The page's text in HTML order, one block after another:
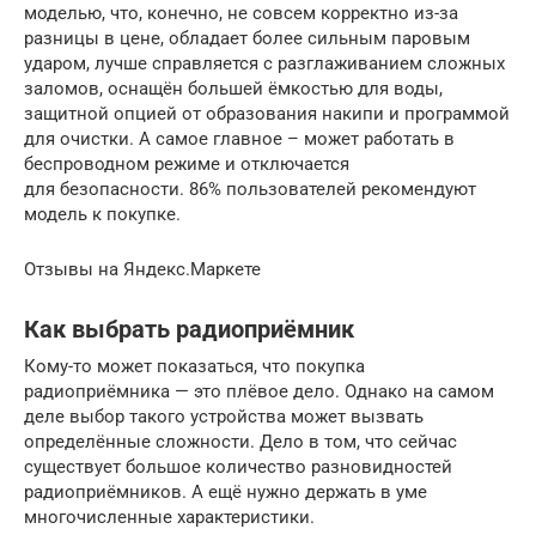
моделью, что, конечно, не совсем корректно из-за
разницы в цене, обладает более сильным паровым
ударом, лучше справляется с разглаживанием сложных
заломов, оснащён большей ёмкостью для воды,
защитной опцией от образования накипи и программой
для очистки. А самое главное – может работать в
беспроводном режиме и отключается
для безопасности. 86% пользователей рекомендуют
модель к покупке.
Отзывы на Яндекс.Маркете
Как выбрать радиоприёмник
Кому-то может показаться, что покупка
радиоприёмника — это плёвое дело. Однако на самом
деле выбор такого устройства может вызвать
определённые сложности. Дело в том, что сейчас
существует большое количество разновидностей
радиоприёмников. А ещё нужно держать в уме
многочисленные характеристики.